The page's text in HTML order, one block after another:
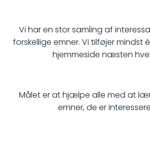
Vi har en stor samling af
forskellige emner. Vi tilføjer mindst
hjemmeside næsten
Målet er at hjælpe alle med at
emner, de er